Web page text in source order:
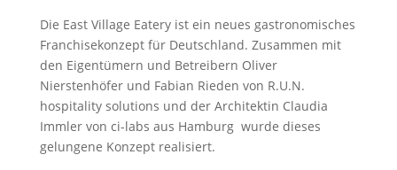
Die East Village Eatery ist ein neues gastronomisches
Franchisekonzept für Deutschland. Zusammen mit
den Eigentümern und Betreibern Oliver
Nierstenhöfer und Fabian Rieden von R.U.N.
hospitality solutions und der Architektin Claudia
Immler von ci-labs aus Hamburg wurde dieses
gelungene Konzept realisiert.